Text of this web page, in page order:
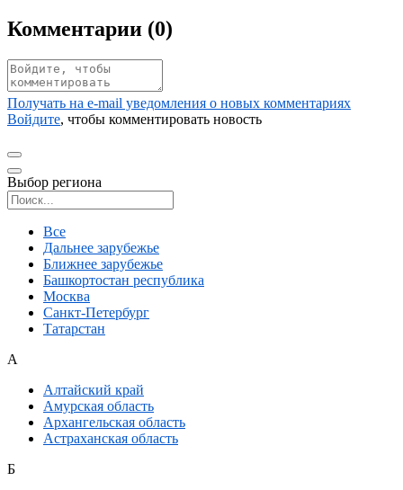
Комментарии (0)
Получать на e‑mail уведомления о новых комментариях
Войдите, чтобы комментировать новость
Выбор региона
Все
Дальнее зарубежье
Ближнее зарубежье
Башкортостан республика
Москва
Санкт-Петербург
Татарстан
А
Алтайский край
Амурская область
Архангельская область
Астраханская область
Б